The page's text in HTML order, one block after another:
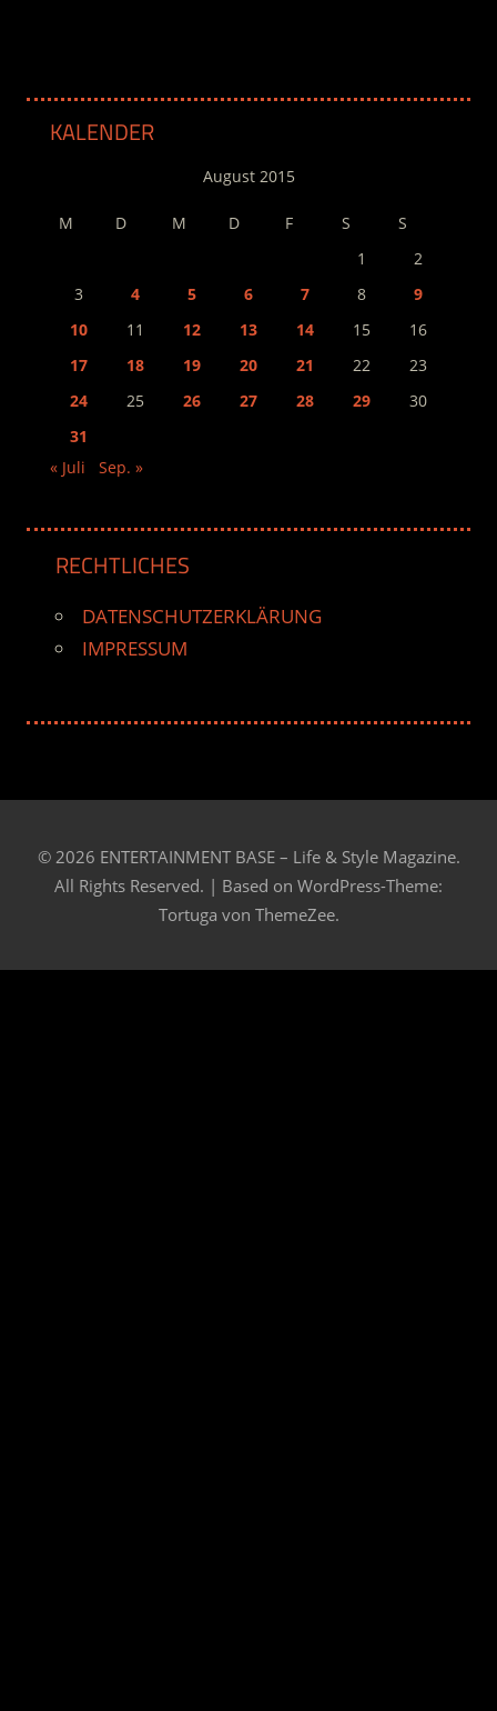
KALENDER
August 2015
M D M D F S
S
1
2
3
4 5 6 7 8
9
10
11 12 13 14 15
16
17
18 19 20 21 22
23
24
25 26 27 28 29
30
31
« Juli
Sep. »
RECHTLICHES
DATENSCHUTZERKLÄRUNG
IMPRESSUM
© 2026 ENTERTAINMENT BASE – Life & Style Magazine.
All Rights Reserved. | Based on WordPress-Theme:
Tortuga von ThemeZee.